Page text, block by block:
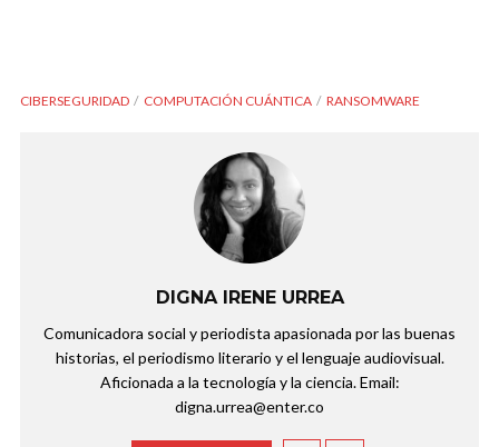
CIBERSEGURIDAD COMPUTACIÓN CUÁNTICA RANSOMWARE
DIGNA IRENE URREA
Comunicadora social y periodista apasionada por las buenas
historias, el periodismo literario y el lenguaje audiovisual.
Aficionada a la tecnología y la ciencia. Email:
digna.urrea@enter.co